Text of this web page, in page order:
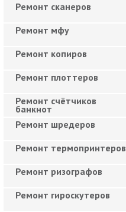
Ремонт сканеров
Ремонт мфу
Ремонт копиров
Ремонт плоттеров
Ремонт счётчиков
банкнот
Ремонт шредеров
Ремонт термопринтеров
Ремонт ризографов
Ремонт гироскутеров